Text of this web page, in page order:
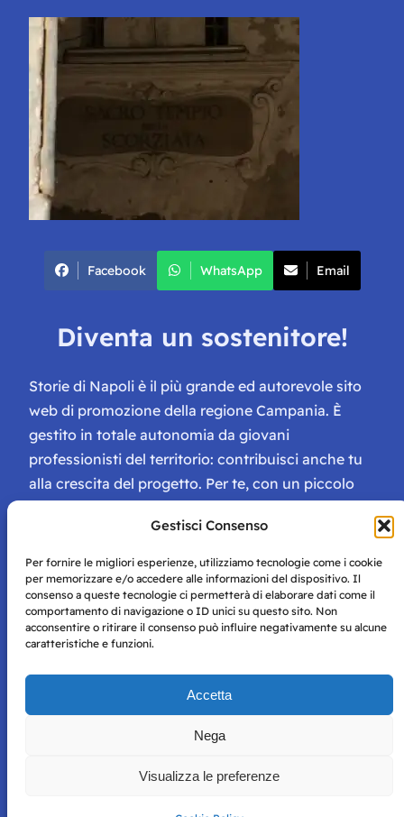
Gestisci Consenso
Per fornire le migliori esperienze, utilizziamo tecnologie come i cookie
per memorizzare e/o accedere alle informazioni del dispositivo. Il
consenso a queste tecnologie ci permetterà di elaborare dati come il
comportamento di navigazione o ID unici su questo sito. Non
acconsentire o ritirare il consenso può influire negativamente su alcune
caratteristiche e funzioni.
Accetta
Nega
Visualizza le preferenze
Facebook WhatsApp Email
Diventa un sostenitore!
Storie di Napoli è il più grande ed autorevole sito
web di promozione della regione Campania. È
gestito in totale autonomia da giovani
professionisti del territorio: contribuisci anche tu
alla crescita del progetto. Per te, con un piccolo
tessera di Storie Campane, libri e magazine gratis
e inviti ad eventi esclusivi!
Storie di Napoli è una testata registrata presso il tribunale di
per mero scopo didattico e informativo.
perseguito secondo i termini di legge. Si nega l’utilizzo delle